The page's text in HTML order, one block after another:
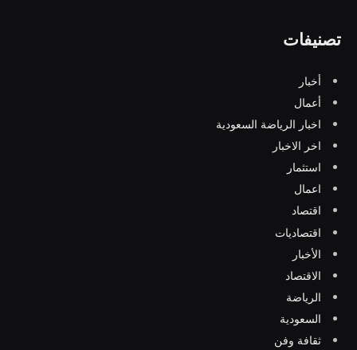
تصنيفات
أخبار
أعمال
اخبار الرياضة السعودية
اخر الاخبار
استثمار
اعمال
اقتصاد
اقتصاديات
الأخبار
الاقتصاد
الرياضة
السعودية
ثقافة وفن